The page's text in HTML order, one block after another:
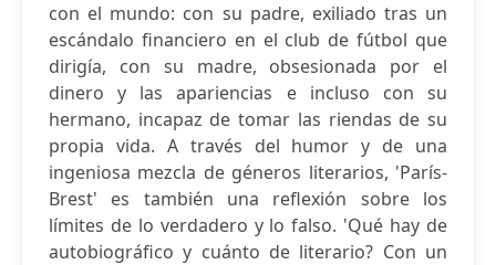
con el mundo: con su padre, exiliado tras un
escándalo financiero en el club de fútbol que
dirigía, con su madre, obsesionada por el
dinero y las apariencias e incluso con su
hermano, incapaz de tomar las riendas de su
propia vida. A través del humor y de una
ingeniosa mezcla de géneros literarios, 'París-
Brest' es también una reflexión sobre los
límites de lo verdadero y lo falso. 'Qué hay de
autobiográfico y cuánto de literario? Con un